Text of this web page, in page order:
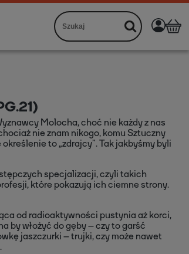
Molocha, choć nie każdy z nas
nie znam nikogo, komu Sztuczny
to „zdrajcy”. Tak jakbyśmy byli
specjalizacji, czyli takich
które pokazują ich ciemne strony.
od radioaktywności pustynia aż korci,
by włożyć do gęby – czy to garść
jaszczurki – trujki, czy może nawet